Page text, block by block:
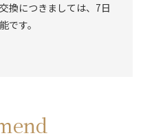
換につきましては、7日
です。